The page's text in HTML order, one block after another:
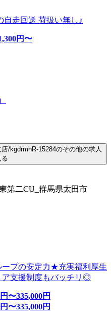
自走回送 荷扱い無し♪
円〜
/kgdrmhR-15284のその他の求人
る
第二CU_群馬県太田市
ープの安定力★充実福利厚生
ア支援制度もバッチリ◎
円〜335,000円
円〜335,000円